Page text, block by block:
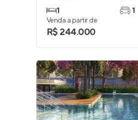
1
1
Venda a partir de
R$ 244.000